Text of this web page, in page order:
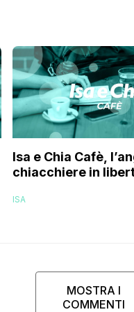
Isa e Chia Cafè,
chiacchiere in
ISA
MOSTRA I
COMMENTI